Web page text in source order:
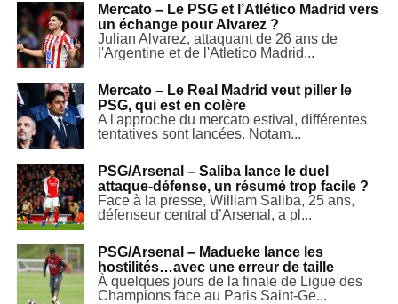
Mercato – Le PSG et l’Atlético Madrid vers
un échange pour Alvarez ?
Julian Alvarez, attaquant de 26 ans de
l'Argentine et de l'Atletico Madrid...
Mercato – Le Real Madrid veut piller le
PSG, qui est en colère
A l'approche du mercato estival, différentes
tentatives sont lancées. Notam...
PSG/Arsenal – Saliba lance le duel
attaque-défense, un résumé trop facile ?
Face à la presse, William Saliba, 25 ans,
défenseur central d’Arsenal, a pl...
PSG/Arsenal – Madueke lance les
hostilités…avec une erreur de taille
À quelques jours de la finale de Ligue des
Champions face au Paris Saint-Ge...